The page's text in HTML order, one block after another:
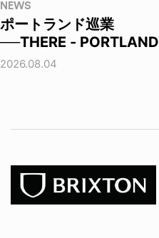
NEWS
ポートランド巡業
──THERE - PORTLAND
2026.08.04